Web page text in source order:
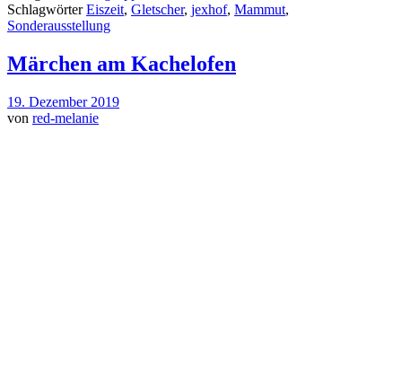
SchlagwörterEiszeit, Gletscher, jexhof, Mammut,
Sonderausstellung
Märchen am Kachelofen
19. Dezember 2019
von red-melanie